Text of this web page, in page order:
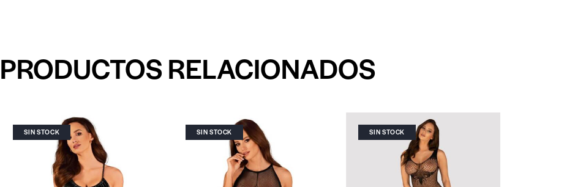
PRODUCTOS RELACIONADOS
SIN STOCK SIN STOCK SIN STOCK